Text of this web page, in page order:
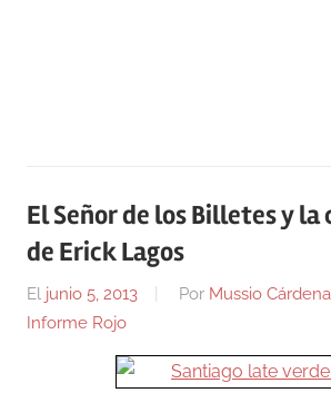
El Señor de los Billetes y
de Erick Lagos
El junio 5, 2013 Por Mussio
Informe Rojo